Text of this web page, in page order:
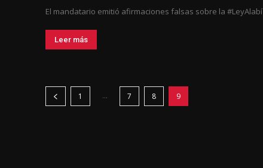
El mandatario emitió afirmaciones falsas sobre la #LeyAlabí
Leer más
1 ... 7 8 9